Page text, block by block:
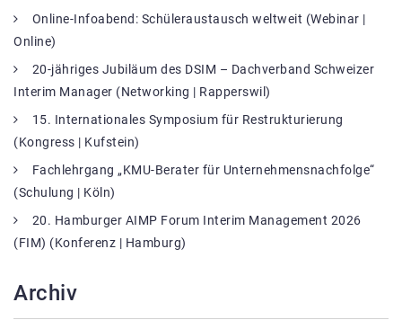
Online-Infoabend: Schüleraustausch weltweit (Webinar |
Online)
20-jähriges Jubiläum des DSIM – Dachverband Schweizer
Interim Manager (Networking | Rapperswil)
15. Internationales Symposium für Restrukturierung
(Kongress | Kufstein)
Fachlehrgang „KMU-Berater für Unternehmensnachfolge“
(Schulung | Köln)
20. Hamburger AIMP Forum Interim Management 2026
(FIM) (Konferenz | Hamburg)
Archiv